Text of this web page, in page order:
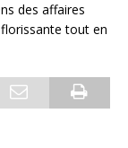
des affaires
tout en